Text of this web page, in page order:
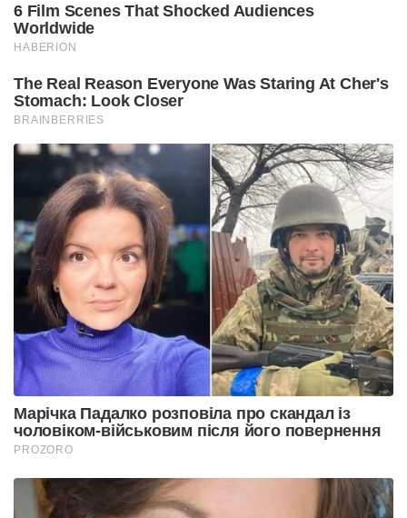
6 Film Scenes That Shocked Audiences
Worldwide
HABERION
The Real Reason Everyone Was Staring At Cher's
Stomach: Look Closer
BRAINBERRIES
Марічка Падалко розповіла про скандал із
чоловіком-військовим після його повернення
PROZORO